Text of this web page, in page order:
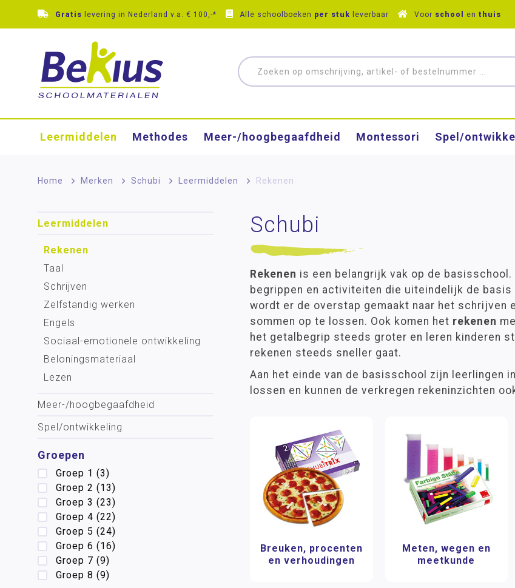
Gratis levering in Nederland v.a. € 100,-* Alle schoolboeken per stuk leverbaar Voor school en thuis
Leermiddelen Methodes Meer-/hoog­begaafdheid Montessori Spel/
Home > Merken > Schubi > Leermiddelen > Rekenen
Leermiddelen
Rekenen
Taal
Schrijven
Zelfstandig werken
Engels
Sociaal-emotionele ontwikkeling
Beloningsmateriaal
Lezen
Meer-/hoog­begaafdheid
Spel/ontwikkeling
Groepen
Groep 1 (3)
Groep 2 (13)
Groep 3 (23)
Groep 4 (22)
Groep 5 (24)
Groep 6 (16)
Groep 7 (9)
Groep 8 (9)
Schubi
Rekenen is een belangrijk vak op de
begrippen en activiteiten die uiteindelijk de
wordt er de overstap gemaakt naar het schrijven
sommen op te lossen. Ook komen het rekenen
het getalbegrip steeds groter en leren kinderen
rekenen steeds sneller gaat.
Aan het einde van de basisschool zijn leerlingen
lossen en kunnen de verkregen rekeninzichten
Breuken, procenten
en verhoudingen
Meten, wegen en
meetkunde